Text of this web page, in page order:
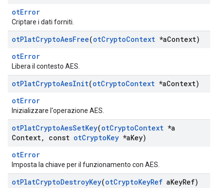
otError
Criptare i dati forniti.
otPlatCryptoAesFree(otCryptoContext *aContext)
otError
Libera il contesto AES.
otPlatCryptoAesInit(otCryptoContext *aContext)
otError
Inizializzare l'operazione AES.
otPlatCryptoAesSetKey(otCryptoContext *a
Context, const otCryptoKey *aKey)
otError
Imposta la chiave per il funzionamento con AES.
otPlatCryptoDestroyKey(otCryptoKeyRef aKeyRef)